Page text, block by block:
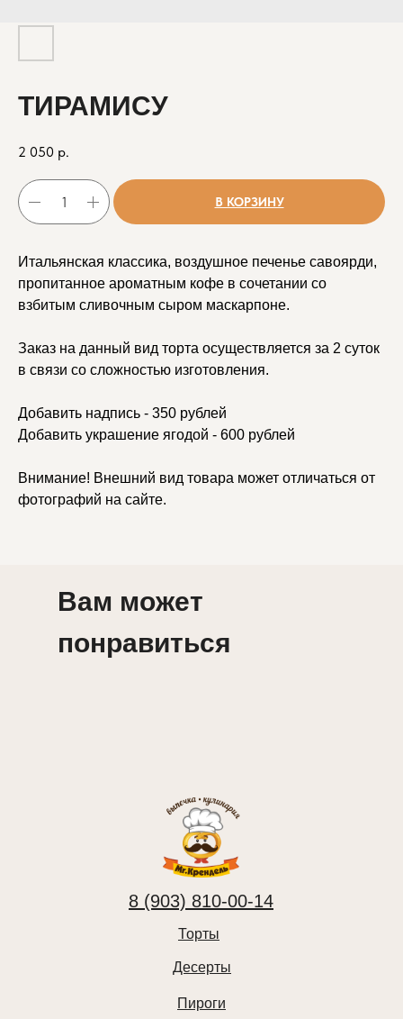
ТИРАМИСУ
2 050 р.
В КОРЗИНУ
Итальянская классика, воздушное печенье савоярди,
пропитанное ароматным кофе в сочетании со
взбитым сливочным сыром маскарпоне.
Заказ на данный вид торта осуществляется за 2 суток
в связи со сложностью изготовления.
Добавить надпись - 350 рублей
Добавить украшение ягодой - 600 рублей
Внимание! Внешний вид товара может отличаться от
фотографий на сайте.
Вам может
понравиться
Торты
Десерты
Пироги
8 (903) 810-00-14